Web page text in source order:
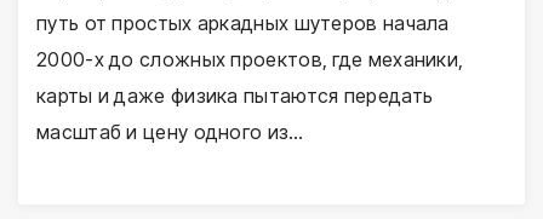
путь от простых аркадных шутеров начала
2000-х до сложных проектов, где механики,
карты и даже физика пытаются передать
масштаб и цену одного из…